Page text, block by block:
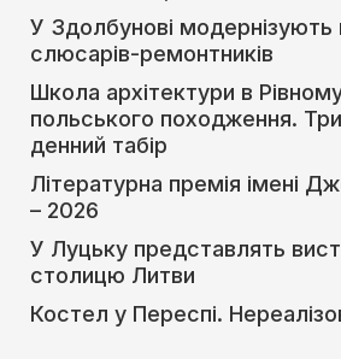
У Здолбунові модернізують
слюсарів-ремонтників
Школа архітектури в
польського походження.
денний табір
Літературна премія імені
– 2026
У Луцьку представлять
столицю Литви
Костел у Переспі.